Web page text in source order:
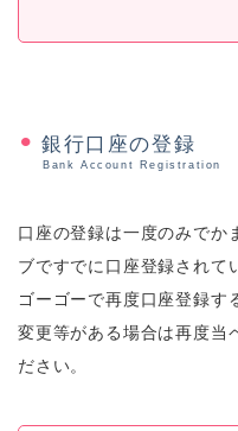
銀行口座の登録
Bank Account Registration
口座の登録は一度のみでか
ブですでに口座登録されて
ゴーゴーで再度口座登録す
変更等がある場合は再度当
ださい。